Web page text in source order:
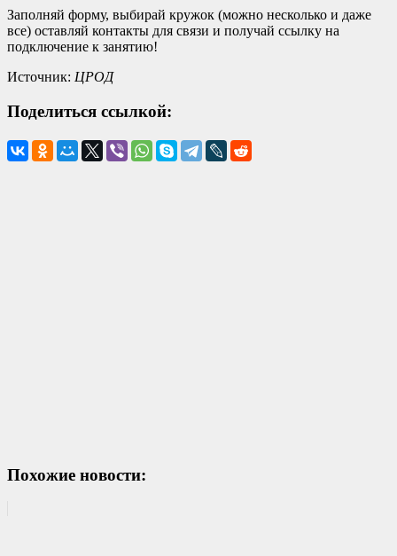
Заполняй форму, выбирай кружок (можно несколько и даже
все) оставляй контакты для связи и получай ссылку на
подключение к занятию!
Источник: ЦРОД
Поделиться ссылкой:
Похожие новости: